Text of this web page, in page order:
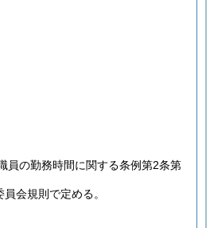
員の勤務時間に関する条例第2条第
会規則で定める。